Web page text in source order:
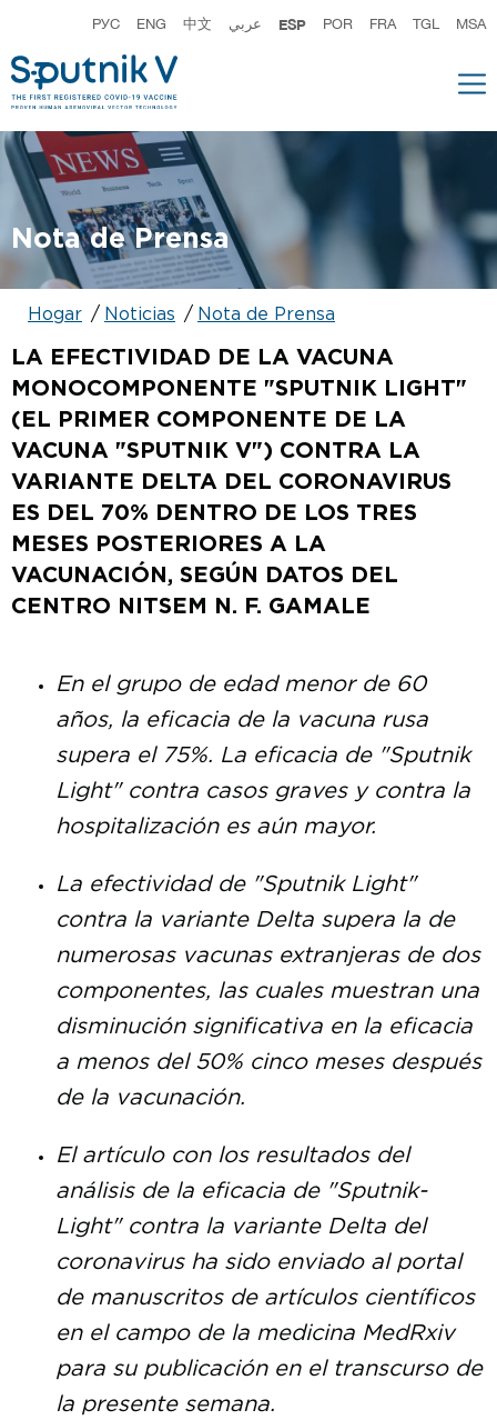
РУС ENG 中文 عربي ESP POR FRA TGL MSA
Nota de Prensa
Hogar Noticias Nota de Prensa
LA EFECTIVIDAD DE LA VACUNA
MONOCOMPONENTE "SPUTNIK LIGHT"
(EL PRIMER COMPONENTE DE LA
VACUNA "SPUTNIK V") CONTRA LA
VARIANTE DELTA DEL CORONAVIRUS
ES DEL 70% DENTRO DE LOS TRES
MESES POSTERIORES A LA
VACUNACIÓN, SEGÚN DATOS DEL
CENTRO NITSEM N. F. GAMALE
En el grupo de edad menor de 60
años, la eficacia de la vacuna rusa
supera el 75%. La eficacia de "Sputnik
Light" contra casos graves y contra la
hospitalización es aún mayor.
La efectividad de "Sputnik Light"
contra la variante Delta supera la de
numerosas vacunas extranjeras de dos
componentes, las cuales muestran una
disminución significativa en la eficacia
a menos del 50% cinco meses después
de la vacunación.
El artículo con los resultados del
análisis de la eficacia de "Sputnik-
Light" contra la variante Delta del
coronavirus ha sido enviado al portal
de manuscritos de artículos científicos
en el campo de la medicina MedRxiv
para su publicación en el transcurso de
la presente semana.